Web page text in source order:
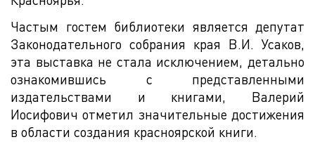
Частым гостем библиотеки является депутат
Законодательного собрания края В.И. Усаков,
эта выставка не стала исключением, детально
ознакомившись с представленными
издательствами и книгами, Валерий
Иосифович отметил значительные достижения
в области создания красноярской книги.